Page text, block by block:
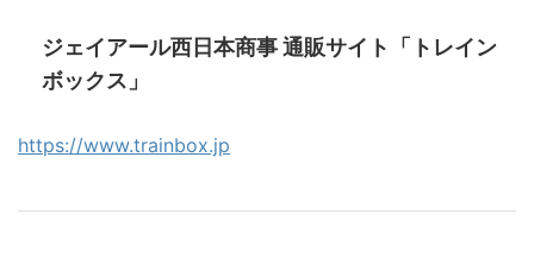
ジェイアール西日本商事 通販サイト「トレイン
ボックス」
https://www.trainbox.jp